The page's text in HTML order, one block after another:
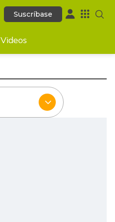
Suscríbase
Suscríbase
Videos